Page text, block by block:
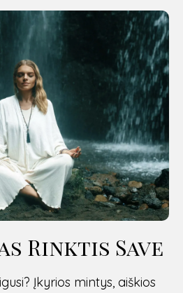
Rinktis Save
Įkyrios mintys, aiškios